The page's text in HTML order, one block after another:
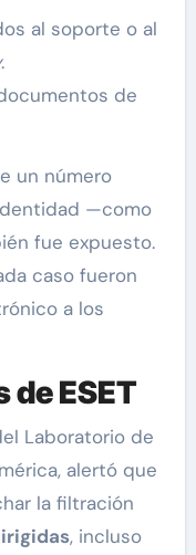
al soporte o al
.
de
un número
—como
fue expuesto.
caso fueron
a los
ESET
Laboratorio de
alertó que
la filtración
, incluso